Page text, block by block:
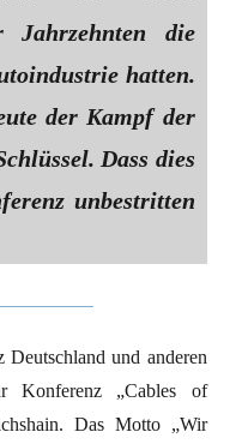
Jahrzehnten die
hatten.
der Kampf der
Dass dies
unbestritten
Deutschland und anderen
Konferenz „Cables of
Das Motto „Wir